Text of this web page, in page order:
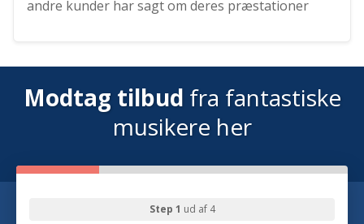
andre kunder har sagt om deres præstationer
Modtag tilbud fra fantastiske
musikere her
Step 1 ud af 4